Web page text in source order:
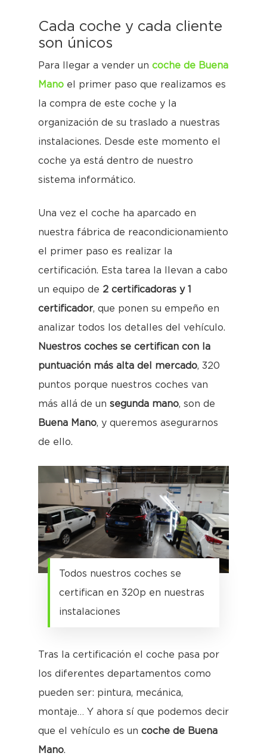
Cada coche y cada cliente
son únicos
Para llegar a vender un coche de Buena
Mano el primer paso que realizamos es
la compra de este coche y la
organización de su traslado a nuestras
instalaciones. Desde este momento el
coche ya está dentro de nuestro
sistema informático.
Una vez el coche ha aparcado en
nuestra fábrica de reacondicionamiento
el primer paso es realizar la
certificación. Esta tarea la llevan a cabo
un equipo de 2 certificadoras y 1
certificador, que ponen su empeño en
analizar todos los detalles del vehículo.
Nuestros coches se certifican con la
puntuación más alta del mercado, 320
puntos porque nuestros coches van
más allá de un segunda mano, son de
Buena Mano, y queremos asegurarnos
de ello.
Todos nuestros coches se
certifican en 320p en nuestras
instalaciones
Tras la certificación el coche pasa por
los diferentes departamentos como
pueden ser: pintura, mecánica,
montaje… Y ahora sí que podemos decir
que el vehículo es un coche de Buena
Mano.